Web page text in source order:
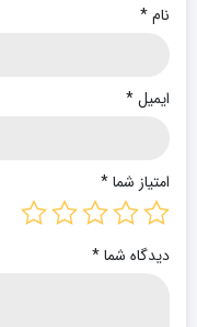
نام*
ایمیل*
امتیاز شما*
دیدگاه شما*